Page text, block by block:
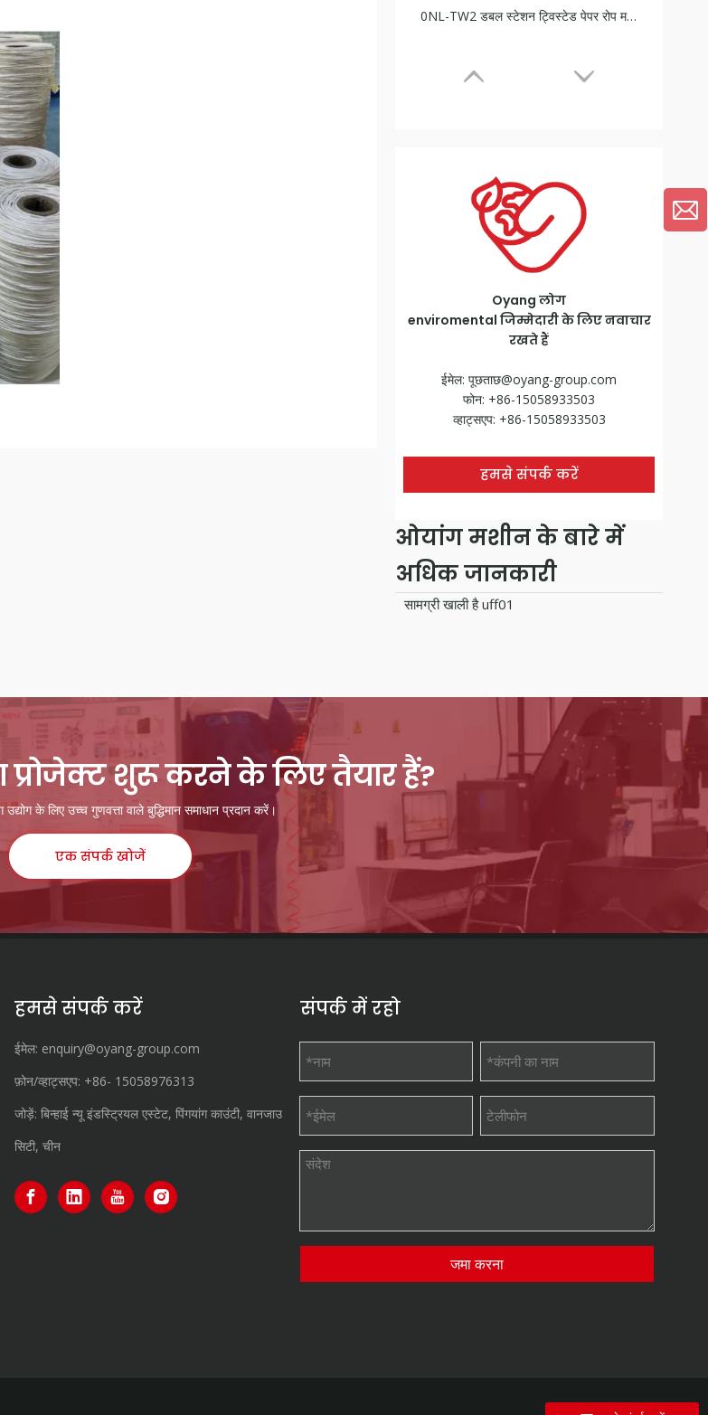
Oyang लोग
enviromental जिम्मेदारी के लिए नवाचार
रखते हैं
ईमेल: पूछताछ@oyang-group.com
फोन: +86-15058933503
व्हाट्सएप: +86-15058933503
हमसे संपर्क करें
ओयांग मशीन के बारे में
अधिक जानकारी
सामग्री खाली है uff01
शुरू करने के लिए तैयार हैं?
के लिए उच्च गुणवत्ता वाले बुद्धिमान समाधान प्रदान करें।
एक संपर्क खोजें
हमसे संपर्क करें
ईमेल: enquiry@oyang-group.com
फ़ोन/व्हाट्सएप: +86- 15058976313
जोड़ें: बिन्हाई न्यू इंडस्ट्रियल एस्टेट, पिंगयांग काउंटी, वानजाउ
सिटी, चीन
संपर्क में रहो
जमा करना